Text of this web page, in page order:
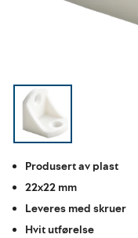
Produsert av plast
22x22 mm
Leveres med skruer
Hvit utførelse